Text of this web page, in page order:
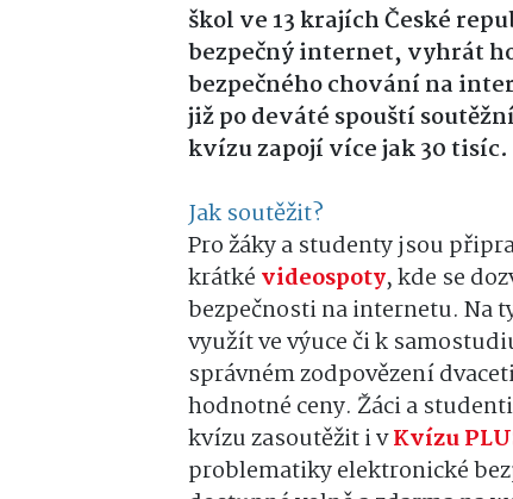
škol ve 13 krajích České
bezpečný internet, vyhrát
bezpečného chování na
již po deváté spouští
kvízu zapojí více jak 30 tisíc.
Jak soutěžit?
Pro žáky a studenty jsou
krátké videospoty, kde se
bezpečnosti na internetu. Na
využít ve výuce či k
správném zodpovězení
hodnotné ceny. Žáci a
kvízu zasoutěžit i vKvízu
problematiky elektronické